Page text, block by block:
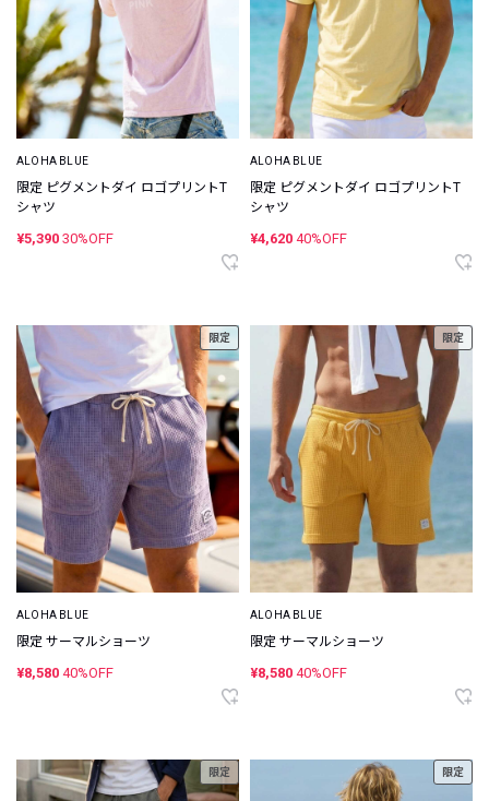
ALOHA BLUE
限定 ピグメントダイ ロゴプリントT
シャツ
¥5,390 30%OFF
ALOHA BLUE
限定 ピグメントダイ ロゴプリントT
シャツ
¥4,620 40%OFF
限定
ALOHA BLUE
限定 サーマルショーツ
¥8,580 40%OFF
限定
ALOHA BLUE
限定 サーマルショーツ
¥8,580 40%OFF
限定 限定